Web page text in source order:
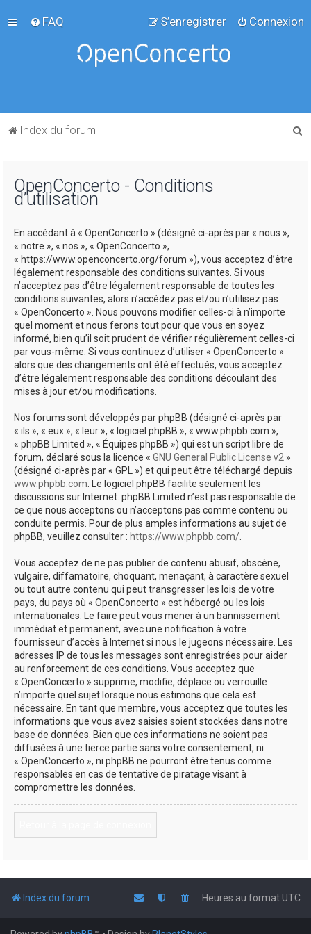
FAQ Connexion
S’enregistrer
Index du forum
OpenConcerto - Conditions
d’utilisation
En accédant à « OpenConcerto » (désigné ci-après par « nous »,
« notre », « nos », « OpenConcerto »,
« https://www.openconcerto.org/forum »), vous acceptez d’être
légalement responsable des conditions suivantes. Si vous
n’acceptez pas d’être légalement responsable de toutes les
conditions suivantes, alors n’accédez pas et/ou n’utilisez pas
« OpenConcerto ». Nous pouvons modifier celles-ci à n’importe
quel moment et nous ferons tout pour que vous en soyez
informé, bien qu’il soit prudent de vérifier régulièrement celles-ci
par vous-même. Si vous continuez d’utiliser « OpenConcerto »
alors que des changements ont été effectués, vous acceptez
d’être légalement responsable des conditions découlant des
mises à jour et/ou modifications.
Nos forums sont développés par phpBB (désigné ci-après par
« ils », « eux », « leur », « logiciel phpBB », « www.phpbb.com »,
« phpBB Limited », « Équipes phpBB ») qui est un script libre de
forum, déclaré sous la licence « GNU General Public License v2 »
(désigné ci-après par « GPL ») et qui peut être téléchargé depuis
www.phpbb.com. Le logiciel phpBB facilite seulement les
discussions sur Internet. phpBB Limited n’est pas responsable de
ce que nous acceptons ou n’acceptons pas comme contenu ou
conduite permis. Pour de plus amples informations au sujet de
phpBB, veuillez consulter : https://www.phpbb.com/.
Vous acceptez de ne pas publier de contenu abusif, obscène,
vulgaire, diffamatoire, choquant, menaçant, à caractère sexuel
ou tout autre contenu qui peut transgresser les lois de votre
pays, du pays où « OpenConcerto » est hébergé ou les lois
internationales. Le faire peut vous mener à un bannissement
immédiat et permanent, avec une notification à votre
fournisseur d’accès à Internet si nous le jugeons nécessaire. Les
adresses IP de tous les messages sont enregistrées pour aider
au renforcement de ces conditions. Vous acceptez que
« OpenConcerto » supprime, modifie, déplace ou verrouille
n’importe quel sujet lorsque nous estimons que cela est
nécessaire. En tant que membre, vous acceptez que toutes les
informations que vous avez saisies soient stockées dans notre
base de données. Bien que ces informations ne soient pas
diffusées à une tierce partie sans votre consentement, ni
« OpenConcerto », ni phpBB ne pourront être tenus comme
responsables en cas de tentative de piratage visant à
compromettre les données.
Index du forum Heures au formatUTC